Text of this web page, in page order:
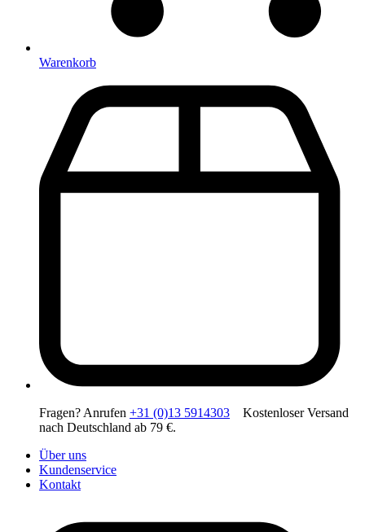
Warenkorb
Fragen? Anrufen +31 (0)13 5914303 Kostenloser Versand
nach Deutschland ab 79 €.
Über uns
Kundenservice
Kontakt